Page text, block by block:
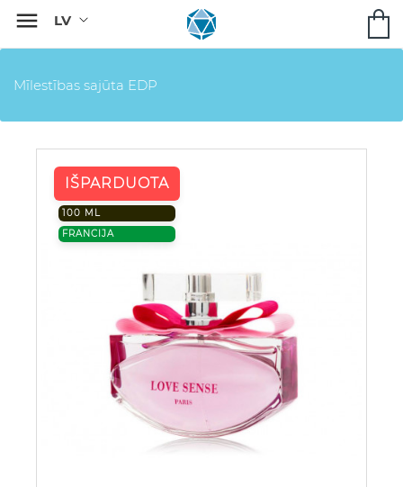

Mīlestības sajūta EDP
IŠPARDUOTA
100 ML
FRANCIJA